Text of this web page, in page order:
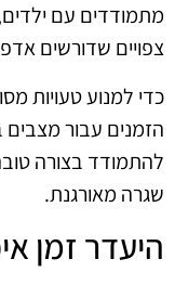
מתמודדים עם
צפויים שדורשים
כדי למנוע טעויות
הזמנים עבור מצבים
להתמודד בצורה
שגרה מאורגנת.
היעדר זמן